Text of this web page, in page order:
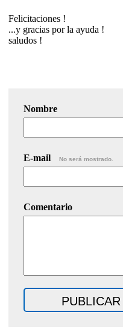
Felicitaciones !
...y gracias por la ayuda !
saludos !
Nombre
E-mail No será mostrado.
Comentario